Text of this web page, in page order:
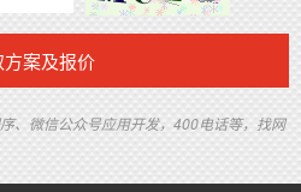
方案及报价
、微信公众号应用开发，400电话等，找网